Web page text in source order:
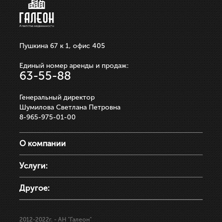
Пушкина 67 к 1, офис 405
Единый номер аренды и продаж:
63-55-88
Генеральный директор
Шумилова Светлана Петровна
8-965-975-01-00
О компании
Услуги:
Другое:
2012-2022г. - АН "Галеон"